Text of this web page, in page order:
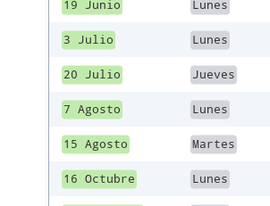
19 Junio Lunes
3 Julio Lunes
20 Julio Jueves
7 Agosto Lunes
15 Agosto Martes
16 Octubre Lunes